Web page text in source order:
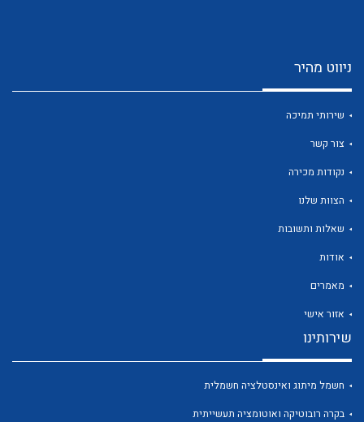
ניווט מהיר
שירותי תמיכה
צור קשר
נקודות מכירה
הצוות שלנו
שאלות ותשובות
אודות
מאמרים
אזור אישי
שירותינו
חשמל מיתוג ואינסטלציה חשמלית
בקרה רובוטיקה ואוטומציה תעשייתית